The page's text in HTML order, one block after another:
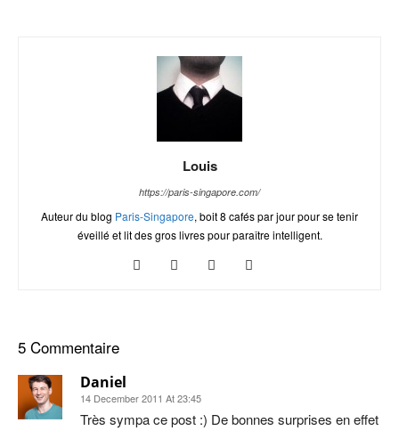
Louis
https://paris-singapore.com/
Auteur du blog Paris-Singapore, boit 8 cafés par jour pour se tenir
éveillé et lit des gros livres pour paraître intelligent.
5 Commentaire
Daniel
14 December 2011 At 23:45
Très sympa ce post :) De bonnes surprises en effet